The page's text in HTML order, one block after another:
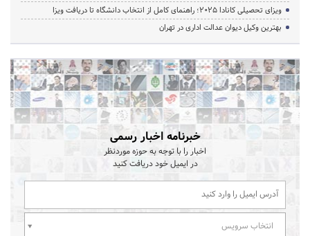
ویزای تحصیلی کانادا ۲۰۲۵؛ راهنمای کامل از انتخاب دانشگاه تا دریافت ویزا
بهترین وکیل دیوان عدالت اداری در تهران
خبرنامه اخبار رسمی
اخبار را با توجه به حوزه موردنظر
در ایمیل خود دریافت کنید
انتخاب سرویس